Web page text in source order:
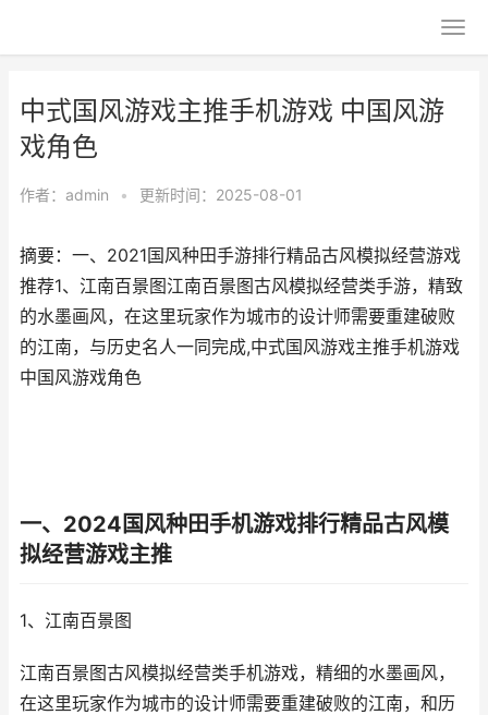
中式国风游戏主推手机游戏 中国风游
戏角色
作者： admin • 更新时间：2025-08-01
摘要：一、2021国风种田手游排行精品古风模拟经营游戏
推荐1、江南百景图江南百景图古风模拟经营类手游，精致
的水墨画风，在这里玩家作为城市的设计师需要重建破败
的江南，与历史名人一同完成,中式国风游戏主推手机游戏
中国风游戏角色
一、2024国风种田手机游戏排行精品古风模
拟经营游戏主推
1、江南百景图
江南百景图古风模拟经营类手机游戏，精细的水墨画风，
在这里玩家作为城市的设计师需要重建破败的江南，和历